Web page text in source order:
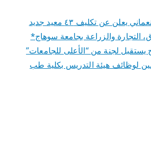
*استكمالاً للفرحه..النعماني يعلن عن تكليف ٤٣ معيد جديد
التجارة والزراعة بجامعة سوهاج*
لجنة من “الأعلى للجامعات”
لوظائف هيئة التدريس بكلية طب